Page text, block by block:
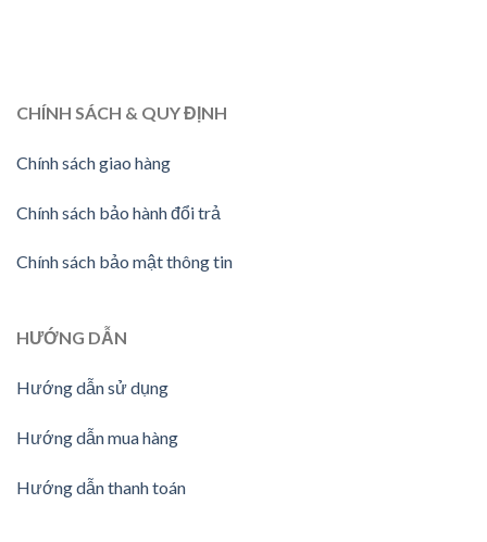
CHÍNH SÁCH & QUY ĐỊNH
Chính sách giao hàng
Chính sách bảo hành đổi trả
Chính sách bảo mật thông tin
HƯỚNG DẪN
Hướng dẫn sử dụng
Hướng dẫn mua hàng
Hướng dẫn thanh toán